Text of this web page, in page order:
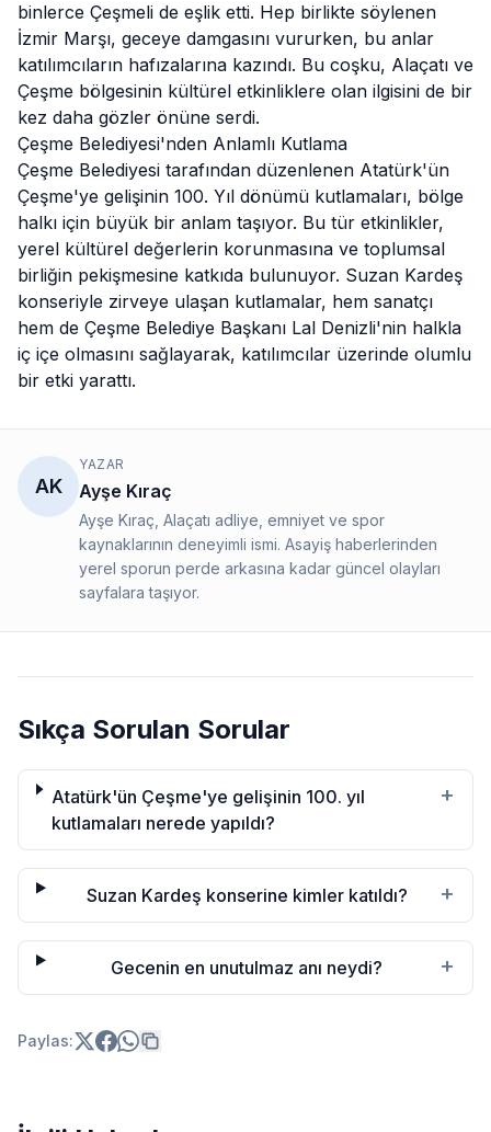
binlerce Çeşmeli de eşlik etti. Hep birlikte söylenen
İzmir Marşı, geceye damgasını vururken, bu anlar
katılımcıların hafızalarına kazındı. Bu coşku, Alaçatı ve
Çeşme bölgesinin kültürel etkinliklere olan ilgisini de bir
kez daha gözler önüne serdi.
Çeşme Belediyesi'nden Anlamlı Kutlama
Çeşme Belediyesi tarafından düzenlenen Atatürk'ün
Çeşme'ye gelişinin 100. Yıl dönümü kutlamaları, bölge
halkı için büyük bir anlam taşıyor. Bu tür etkinlikler,
yerel kültürel değerlerin korunmasına ve toplumsal
birliğin pekişmesine katkıda bulunuyor. Suzan Kardeş
konseriyle zirveye ulaşan kutlamalar, hem sanatçı
hem de Çeşme Belediye Başkanı Lal Denizli'nin halkla
iç içe olmasını sağlayarak, katılımcılar üzerinde olumlu
bir etki yarattı.
AK
YAZAR
Ayşe Kıraç
Ayşe Kıraç, Alaçatı adliye, emniyet ve spor
kaynaklarının deneyimli ismi. Asayiş haberlerinden
yerel sporun perde arkasına kadar güncel olayları
sayfalara taşıyor.
Sıkça Sorulan Sorular
Atatürk'ün Çeşme'ye gelişinin 100. yıl
kutlamaları nerede yapıldı?
+
Suzan Kardeş konserine kimler katıldı? +
Gecenin en unutulmaz anı neydi? +
Paylas: